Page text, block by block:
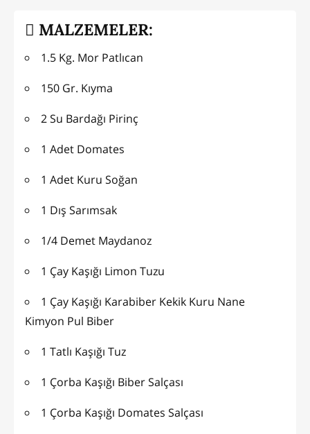
MALZEMELER:
1.5 Kg. Mor Patlıcan
150 Gr. Kıyma
2 Su Bardağı Pirinç
1 Adet Domates
1 Adet Kuru Soğan
1 Dış Sarımsak
1/4 Demet Maydanoz
1 Çay Kaşığı Limon Tuzu
1 Çay Kaşığı Karabiber Kekik Kuru Nane
Kimyon Pul Biber
1 Tatlı Kaşığı Tuz
1 Çorba Kaşığı Biber Salçası
1 Çorba Kaşığı Domates Salçası